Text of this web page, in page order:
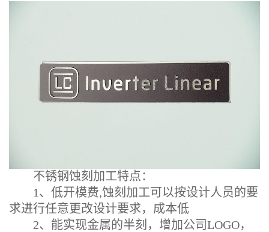
不锈钢蚀刻加工特点：
1、低开模费,蚀刻加工可以按设计人员的要
求进行任意更改设计要求，成本低
2、能实现金属的半刻，增加公司LOGO，